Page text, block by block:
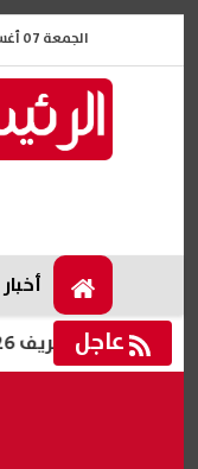
الجمعة 07 أغسطس 2026 الموافق 24 صفر 1448
أخبار
عاجل2026